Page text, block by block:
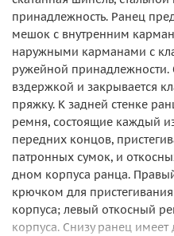
принадлежность. Ранец
мешок с внутренним
наружными карманами с
ружейной принадлежности.
вздержкой и закрывается
пряжку. К задней стенке
ремня, состоящие каждый
передних концов,
патронных сумок, и
дном корпуса ранца.
крючком для
корпуса; левый откосный
корпуса. Снизу ранец